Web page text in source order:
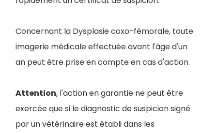
Concernant la Dysplasie coxo-fémorale, toute
imagerie médicale effectuée avant l'âge d'un
an peut être prise en compte en cas d'action.
Attention, l'action en garantie ne peut être
exercée que si le diagnostic de suspicion signé
par un vétérinaire est établi dans les